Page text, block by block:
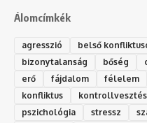
Álomcímkék
agresszió belső
bizonytalanság
bőség
erő
fájdalom félelem
konfliktus
kontrollvesztés
pszichológia
stressz